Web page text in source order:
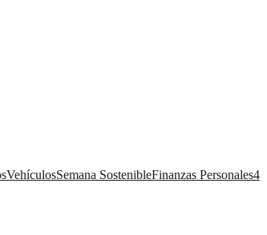
VehículosSemana SostenibleFinanzas Personales4